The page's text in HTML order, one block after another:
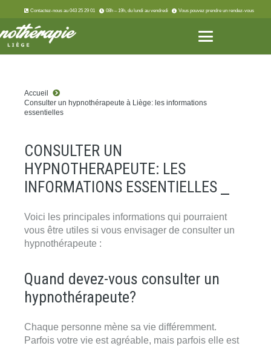
Contactez-nous au 043 25 29 01 08h – 19h, du lundi au vendredi Vous pouvez prendre un rendez-vous
Accueil
Consulter un hypnothérapeute à Liège: les informations
essentielles
CONSULTER UN
HYPNOTHERAPEUTE: LES
INFORMATIONS ESSENTIELLES
Voici les principales informations qui pourraient
vous être utiles si vous envisager de consulter un
hypnothérapeute :
Quand devez-vous consulter un
hypnothérapeute?
Chaque personne mène sa vie différemment.
Parfois votre vie est agréable, mais parfois elle est